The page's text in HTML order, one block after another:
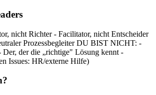
nicht Richter - Facilitator, nicht Entscheider
Prozessbegleiter DU BIST NICHT: -
Der, der die „richtige" Lösung kennt -
Issues: HR/externe Hilfe)